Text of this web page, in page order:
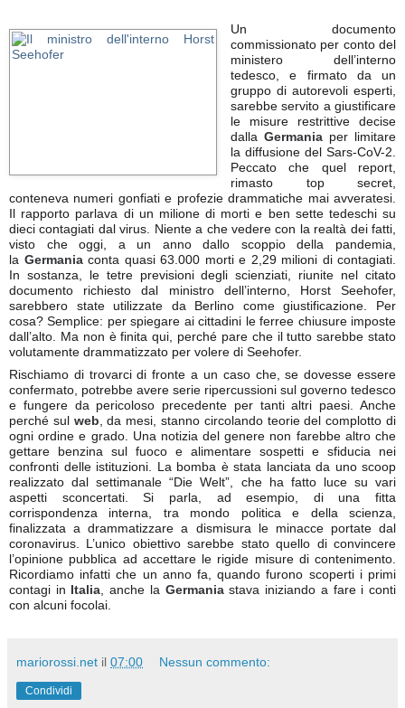
Un documento
commissionato per conto del
ministero dell’interno
tedesco, e firmato da un
gruppo di autorevoli esperti,
sarebbe servito a giustificare
le misure restrittive decise
dalla Germania per limitare
la diffusione del Sars-CoV-2.
Peccato che quel report,
rimasto top secret,
conteneva numeri gonfiati e profezie drammatiche mai avveratesi.
Il rapporto parlava di un milione di morti e ben sette tedeschi su
dieci contagiati dal virus. Niente a che vedere con la realtà dei fatti,
visto che oggi, a un anno dallo scoppio della pandemia,
la Germaniaconta quasi 63.000 morti e 2,29 milioni di contagiati.
In sostanza, le tetre previsioni degli scienziati, riunite nel citato
documento richiesto dal ministro dell’interno, Horst Seehofer,
sarebbero state utilizzate da Berlino come giustificazione. Per
cosa? Semplice: per spiegare ai cittadini le ferree chiusure imposte
dall’alto. Ma non è finita qui, perché pare che il tutto sarebbe stato
volutamente drammatizzato per volere di Seehofer.
Rischiamo di trovarci di fronte a un caso che, se dovesse essere
confermato, potrebbe avere serie ripercussioni sul governo tedesco
e fungere da pericoloso precedente per tanti altri paesi. Anche
perché sul web , da mesi, stanno circolando teorie del complotto di
ogni ordine e grado. Una notizia del genere non farebbe altro che
gettare benzina sul fuoco e alimentare sospetti e sfiducia nei
confronti delle istituzioni. La bomba è stata lanciata da uno scoop
realizzato dal settimanale “Die Welt”, che ha fatto luce su vari
aspetti sconcertati. Si parla, ad esempio, di una fitta
corrispondenza interna, tra mondo politica e della scienza,
finalizzata a drammatizzare a dismisura le minacce portate dal
coronavirus. L’unico obiettivo sarebbe stato quello di convincere
l’opinione pubblica ad accettare le rigide misure di contenimento.
Ricordiamo infatti che un anno fa, quando furono scoperti i primi
contagi in
Italia , anche la Germaniastava iniziando a fare i conti
con alcuni focolai.
mariorossi.net il 07:00 Nessun commento:
Condividi